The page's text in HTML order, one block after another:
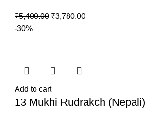
₹5,400.00 Original
₹3,780.00Current
-30%
Add to cart
13 Mukhi Rudrakch (Nepali)